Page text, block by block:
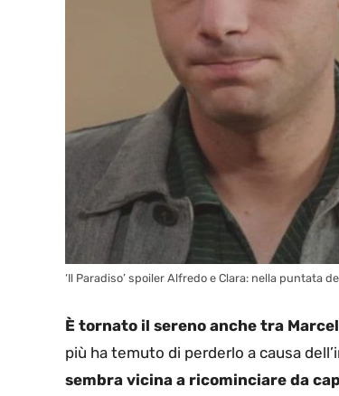
‘Il Paradiso’ spoiler Alfredo e Clara: nella
È tornato il sereno anche tra
più ha temuto di perderlo a causa
sembra vicina a ricominciare da